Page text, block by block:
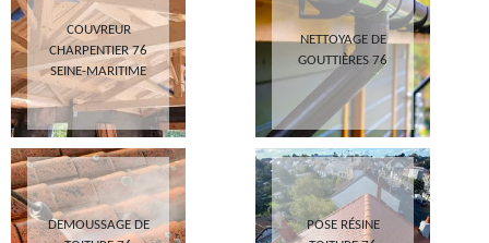
COUVREUR
CHARPENTIER 76
SEINE-MARITIME
NETTOYAGE DE
GOUTTIÈRES 76
DEMOUSSAGE DE
POSE RÉSINE